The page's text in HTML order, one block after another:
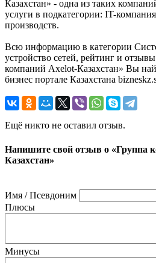
Казахстан» - одна из таких
услуги в подкатегории: IT-
производств.
Всю информацию в категории
устройство сетей, рейтинг и
компаний Axelot-Казахстан» Вы
бизнес портале Казахстана
Ещё никто не оставил отзыв.
Напишите свой отзыв о «Группа
Казахстан»
Имя / Псевдоним
Плюсы
Минусы